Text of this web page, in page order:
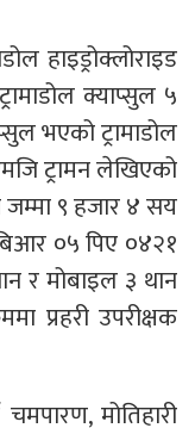
हाइड्रोक्लोराइड
क्याप्सुल ५
भएको ट्रामाडोल
ट्रामन लेखिएको
जम्मा ९ हजार ४ सय
०५ पिए ०४२१
र मोबाइल ३ थान
प्रहरी उपरीक्षक
चमपारण, मोतिहारी